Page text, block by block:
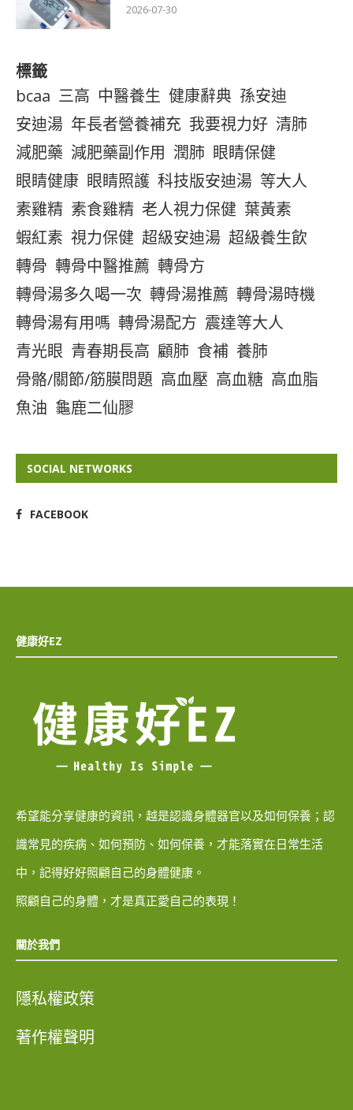
2026-07-30
標籤
bcaa 三高 中醫養生 健康辭典 孫安迪
安迪湯 年長者營養補充 我要視力好 清肺
減肥藥 減肥藥副作用 潤肺 眼睛保健
眼睛健康 眼睛照護 科技版安迪湯 等大人
素雞精 素食雞精 老人視力保健 葉黃素
蝦紅素 視力保健 超級安迪湯 超級養生飲
轉骨 轉骨中醫推薦 轉骨方
轉骨湯多久喝一次 轉骨湯推薦 轉骨湯時機
轉骨湯有用嗎 轉骨湯配方 震達等大人
青光眼 青春期長高 顧肺 食補 養肺
骨骼/關節/筋膜問題 高血壓 高血糖 高血脂
魚油 龜鹿二仙膠
SOCIAL NETWORKS
FACEBOOK
健康好EZ
希望能分享健康的資訊，越是認識身體器官以及如何保養；認
識常見的疾病、如何預防、如何保養，才能落實在日常生活
中，記得好好照顧自己的身體健康。
照顧自己的身體，才是真正愛自己的表現！
關於我們
隱私權政策
著作權聲明